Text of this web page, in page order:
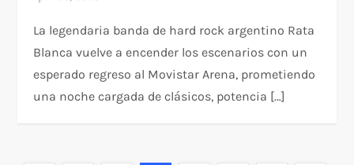
La legendaria banda de hard rock argentino Rata
Blanca vuelve a encender los escenarios con un
esperado regreso al Movistar Arena, prometiendo
una noche cargada de clásicos, potencia […]